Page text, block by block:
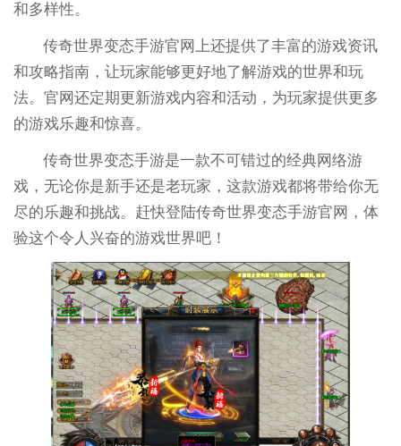
和多样性。
传奇世界变态手游官网上还提供了丰富的游戏资讯
和攻略指南，让玩家能够更好地了解游戏的世界和玩
法。官网还定期更新游戏内容和活动，为玩家提供更多
的游戏乐趣和惊喜。
传奇世界变态手游是一款不可错过的经典网络游
戏，无论你是新手还是老玩家，这款游戏都将带给你无
尽的乐趣和挑战。赶快登陆传奇世界变态手游官网，体
验这个令人兴奋的游戏世界吧！